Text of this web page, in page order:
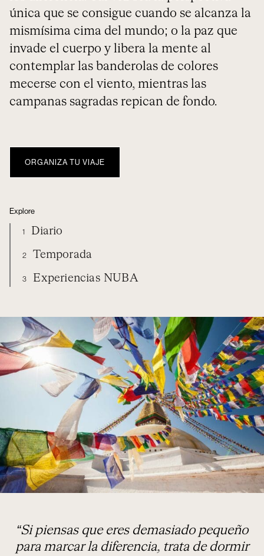
única que se consigue cuando se alcanza la
mismísima cima del mundo; o la paz que
invade el cuerpo y libera la mente al
contemplar las banderolas de colores
mecerse con el viento, mientras las
campanas sagradas repican de fondo.
ORGANIZA TU VIAJE
Explore
1 Diario
2 Temporada
3 Experiencias NUBA
ORGANIZA TU VIAJE
“Si piensas que eres demasiado pequeño
para marcar la diferencia, trata de dormir